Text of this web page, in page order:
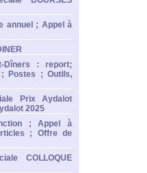
annuel ; Appel à
Dîners : report;
; Postes ; Outils,
Prix Aydalot
2025
; Appel à
; Offre de
COLLOQUE